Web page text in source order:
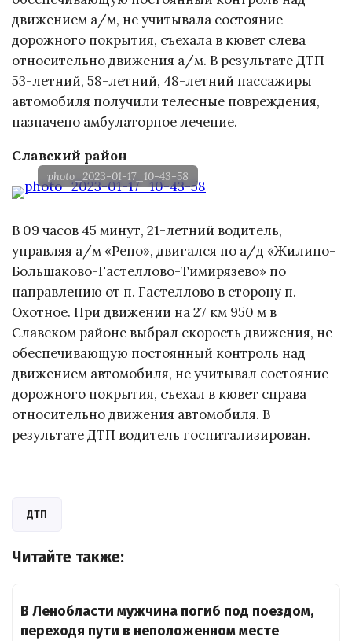
движением а/м, не учитывала состояние
дорожного покрытия, съехала в кювет слева
относительно движения а/м. В результате ДТП
53-летний, 58-летний, 48-летний пассажиры
автомобиля получили телесные повреждения,
назначено амбулаторное лечение.
Славский район
photo_2023-01-17_10-43-58
В 09 часов 45 минут, 21-летний водитель,
управляя а/м «Рено», двигался по а/д «Жилино-
Большаково-Гастеллово-Тимирязево» по
направлению от п. Гастеллово в сторону п.
Охотное. При движении на 27 км 950 м в
Славском районе выбрал скорость движения, не
обеспечивающую постоянный контроль над
движением автомобиля, не учитывал состояние
дорожного покрытия, съехал в кювет справа
относительно движения автомобиля. В
результате ДТП водитель госпитализирован.
ДТП
Читайте также:
В Ленобласти мужчина погиб под поездом,
переходя пути в неположенном месте